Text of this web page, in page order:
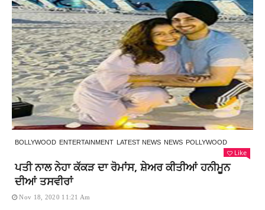
BOLLYWOOD ENTERTAINMENT LATEST NEWS NEWS POLLYWOOD
Like
ਪਤੀ ਨਾਲ ਨੇਹਾ ਕੱਕੜ ਦਾ ਰੋਮਾਂਸ, ਸ਼ੇਅਰ ਕੀਤੀਆਂ ਹਨੀਮੂਨ
ਦੀਆਂ ਤਸਵੀਰਾਂ
Nov 18, 2020 11:21 Am